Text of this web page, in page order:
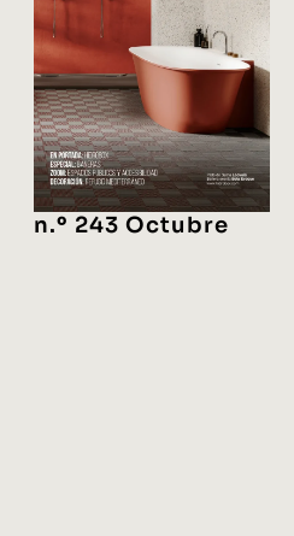
n.º 243 Octubre